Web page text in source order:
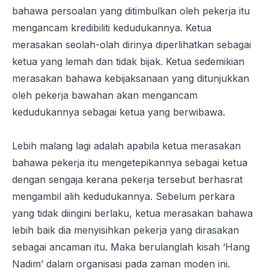
bahawa persoalan yang ditimbulkan oleh pekerja itu
mengancam kredibiliti kedudukannya. Ketua
merasakan seolah-olah dirinya diperlihatkan sebagai
ketua yang lemah dan tidak bijak. Ketua sedemikian
merasakan bahawa kebijaksanaan yang ditunjukkan
oleh pekerja bawahan akan mengancam
kedudukannya sebagai ketua yang berwibawa.
Lebih malang lagi adalah apabila ketua merasakan
bahawa pekerja itu mengetepikannya sebagai ketua
dengan sengaja kerana pekerja tersebut berhasrat
mengambil alih kedudukannya. Sebelum perkara
yang tidak diingini berlaku, ketua merasakan bahawa
lebih baik dia menyisihkan pekerja yang dirasakan
sebagai ancaman itu. Maka berulanglah kisah ‘Hang
Nadim’ dalam organisasi pada zaman moden ini.